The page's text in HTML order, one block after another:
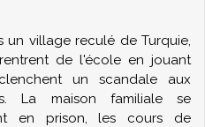
un village reculé de Turquie,
de l'école en jouant
un scandale aux
La maison familiale se
en prison, les cours de